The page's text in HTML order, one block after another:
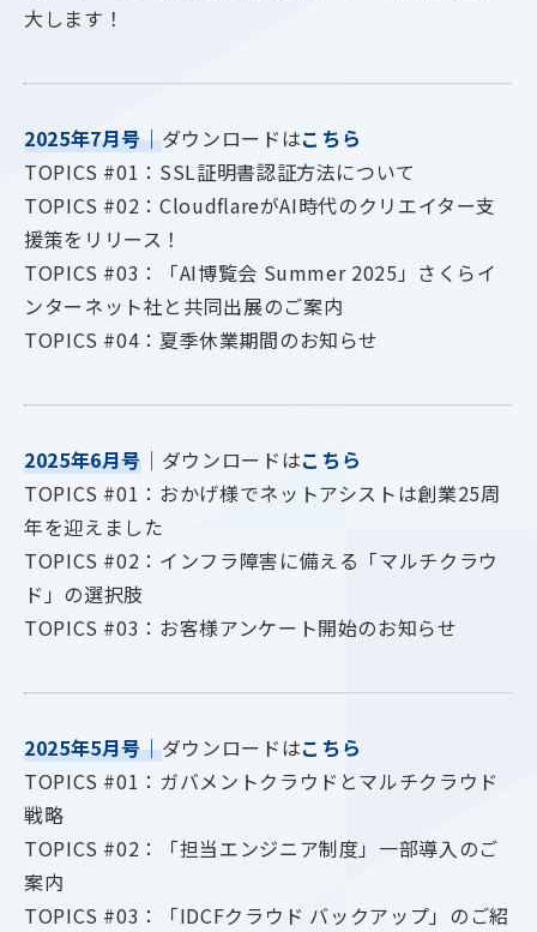
大します！
2025年7月号｜ダウンロードはこちら
TOPICS #01：SSL証明書認証方法について
TOPICS #02：CloudﬂareがAI時代のクリエイター支
援策をリリース！
TOPICS #03：「AI博覧会 Summer 2025」さくらイ
ンターネット社と共同出展のご案内
TOPICS #04：夏季休業期間のお知らせ
2025年6月号 ｜ダウンロードはこちら
TOPICS #01：おかげ様でネットアシストは創業25周
年を迎えました
TOPICS #02：インフラ障害に備える「マルチクラウ
ド」の選択肢
TOPICS #03：お客様アンケート開始のお知らせ
2025年5月号｜ダウンロードはこちら
TOPICS #01：ガバメントクラウドとマルチクラウド
戦略
TOPICS #02：「担当エンジニア制度」一部導入のご
案内
TOPICS #03：「IDCFクラウド バックアップ」のご紹